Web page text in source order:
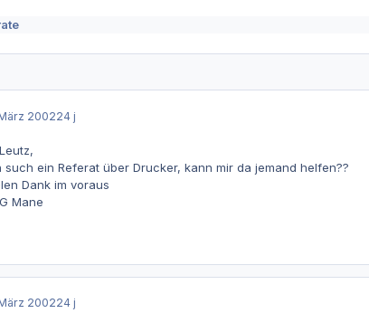
200224 j
such ein Referat über Drucker, kann mir da jemand helfen??
Dank im voraus
Mane
200224 j